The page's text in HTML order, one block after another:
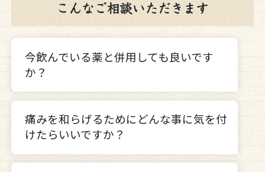
今飲んでいる薬と併用しても良いです
か？
痛みを和らげるためにどんな事に気を付
けたらいいですか？